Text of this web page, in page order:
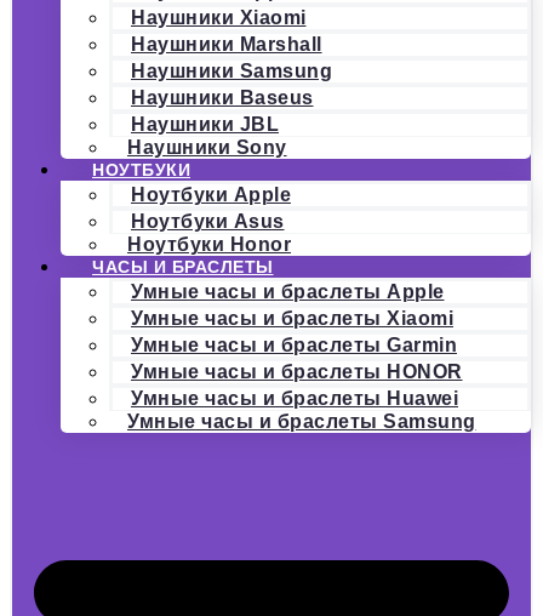
Наушники Xiaomi
Наушники Marshall
Наушники Samsung
Наушники Baseus
Наушники JBL
Наушники Sony
НОУТБУКИ
Ноутбуки Apple
Ноутбуки Asus
Ноутбуки Honor
ЧАСЫ И БРАСЛЕТЫ
Умные часы и браслеты Apple
Умные часы и браслеты Xiaomi
Умные часы и браслеты Garmin
Умные часы и браслеты HONOR
Умные часы и браслеты Huawei
Умные часы и браслеты Samsung